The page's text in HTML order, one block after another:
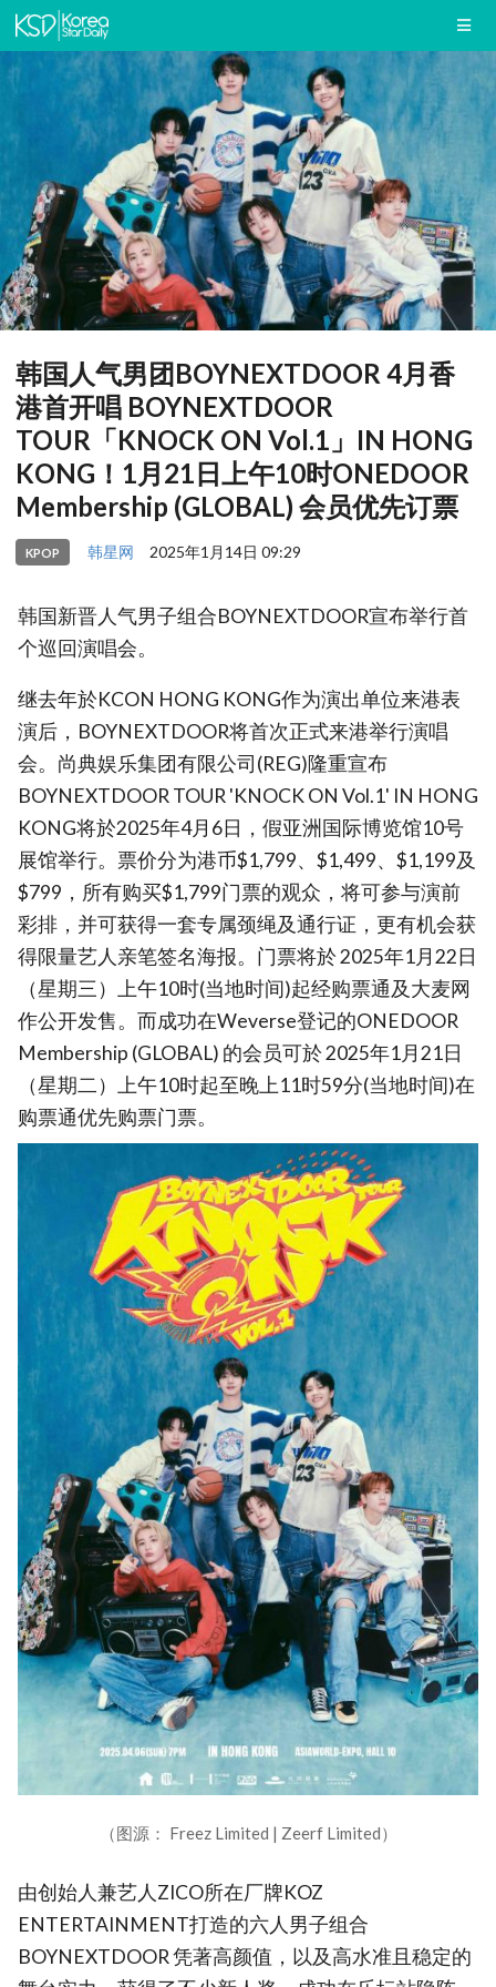
韩国人气男团BOYNEXTDOOR 4月香
港首开唱 BOYNEXTDOOR
TOUR「KNOCK ON Vol.1」IN HONG
KONG！1月21日上午10时ONEDOOR
Membership (GLOBAL) 会员优先订票
KPOP 韩星网 2025年1月14日 09:29
韩国新晋人气男子组合BOYNEXTDOOR宣布举行首
个巡回演唱会。
继去年於KCON HONG KONG作为演出单位来港表
演后，BOYNEXTDOOR将首次正式来港举行演唱
会。尚典娱乐集团有限公司(REG)隆重宣布
BOYNEXTDOOR TOUR 'KNOCK ON Vol.1' IN HONG
KONG将於2025年4月6日，假亚洲国际博览馆10号
展馆举行。票价分为港币$1,799、$1,499、$1,199及
$799，所有购买$1,799门票的观众，将可参与演前
彩排，并可获得一套专属颈绳及通行证，更有机会获
得限量艺人亲笔签名海报。门票将於 2025年1月22日
（星期三）上午10时(当地时间)起经购票通及大麦网
作公开发售。而成功在Weverse登记的ONEDOOR
Membership (GLOBAL) 的会员可於 2025年1月21日
（星期二）上午10时起至晚上11时59分(当地时间)在
购票通优先购票门票。
（图源： Freez Limited | Zeerf Limited）
由创始人兼艺人ZICO所在厂牌KOZ
ENTERTAINMENT打造的六人男子组合
BOYNEXTDOOR 凭著高颜值，以及高水准且稳定的